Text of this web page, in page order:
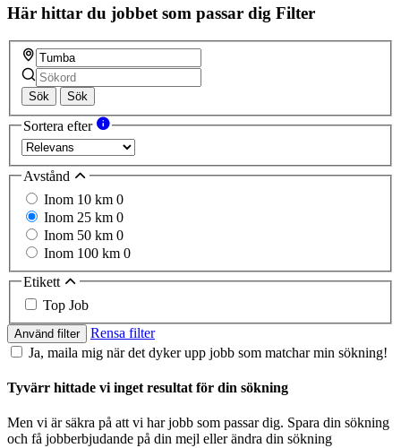
Här hittar du jobbet som passar dig Filter
Sök Sök
Sortera efter
Avstånd
Inom 10 km 0
Inom 25 km 0
Inom 50 km 0
Inom 100 km 0
Etikett
Top Job
Använd filter
Rensa filter
Ja, maila mig när det dyker upp jobb som matchar min sökning!
Tyvärr hittade vi inget resultat för din sökning
Men vi är säkra på att vi har jobb som passar dig. Spara din sökning
och få jobberbjudande på din mejl eller ändra din sökning